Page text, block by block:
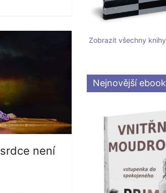
není
Zobrazit všechny knihy
Nejnovější ebook